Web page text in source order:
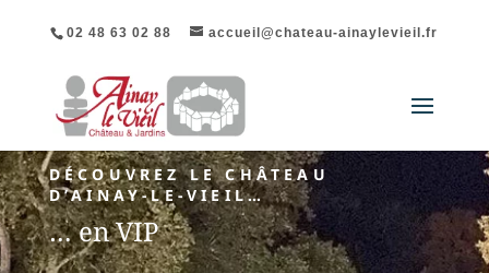
02 48 63 02 88 accueil@chateau-ainaylevieil.fr
DÉCOUVREZ LE CHÂTEAU
D’AINAY-LE-VIEIL…
… en VIP